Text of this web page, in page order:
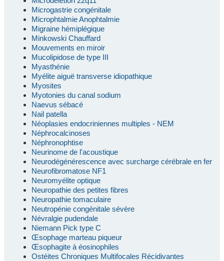
Microgastrie congénitale
Microphtalmie Anophtalmie
Migraine hémiplégique
Minkowski Chauffard
Mouvements en miroir
Mucolipidose de type III
Myasthénie
Myélite aiguë transverse idiopathique
Myosites
Myotonies du canal sodium
Naevus sébacé
Nail patella
Néoplasies endocriniennes multiples - NEM
Néphrocalcinoses
Néphronophtise
Neurinome de l'acoustique
Neurodégénérescence avec surcharge cérébrale en fer
Neurofibromatose NF1
Neuromyélite optique
Neuropathie des petites fibres
Neuropathie tomaculaire
Neutropénie congénitale sévère
Névralgie pudendale
Niemann Pick type C
Œsophage marteau piqueur
Œsophagite à éosinophiles
Ostéites Chroniques Multifocales Récidivantes